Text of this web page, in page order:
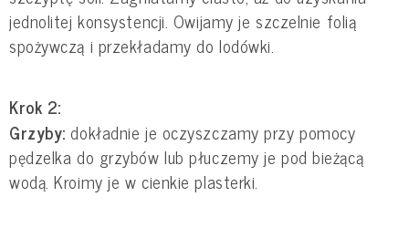
jednolitej konsystencji. Owijamy je szczelnie folią
spożywczą i przekładamy do lodówki.
Krok 2:
Grzyby:dokładnie je oczyszczamy przy pomocy
pędzelka do grzybów lub płuczemy je pod bieżącą
wodą. Kroimy je w cienkie plasterki.